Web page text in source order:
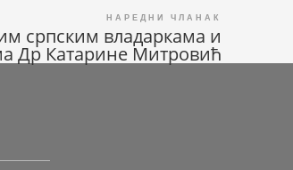
српским владаркама и
Др Катарине Митровић